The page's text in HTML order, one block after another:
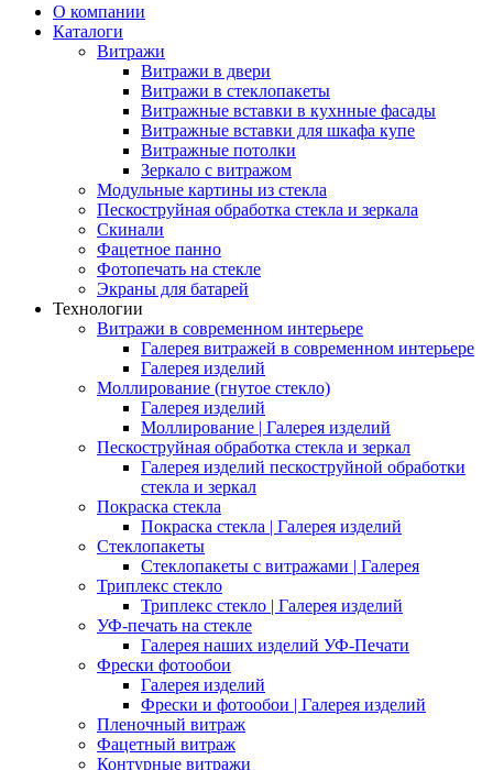
О компании
Каталоги
Витражи
Витражи в двери
Витражи в стеклопакеты
Витражные вставки в кухнные фасады
Витражные вставки для шкафа купе
Витражные потолки
Зеркало с витражом
Модульные картины из стекла
Пескоструйная обработка стекла и зеркала
Скинали
Фацетное панно
Фотопечать на стекле
Экраны для батарей
Технологии
Витражи в современном интерьере
Галерея витражей в современном интерьере
Галерея изделий
Моллирование (гнутое стекло)
Галерея изделий
Моллирование | Галерея изделий
Пескоструйная обработка стекла и зеркал
Галерея изделий пескоструйной обработки
стекла и зеркал
Покраска стекла
Покраска стекла | Галерея изделий
Стеклопакеты
Стеклопакеты с витражами | Галерея
Триплекс стекло
Триплекс стекло | Галерея изделий
УФ-печать на стекле
Галерея наших изделий УФ-Печати
Фрески фотообои
Галерея изделий
Фрески и фотообои | Галерея изделий
Пленочный витраж
Фацетный витраж
Контурные витражи